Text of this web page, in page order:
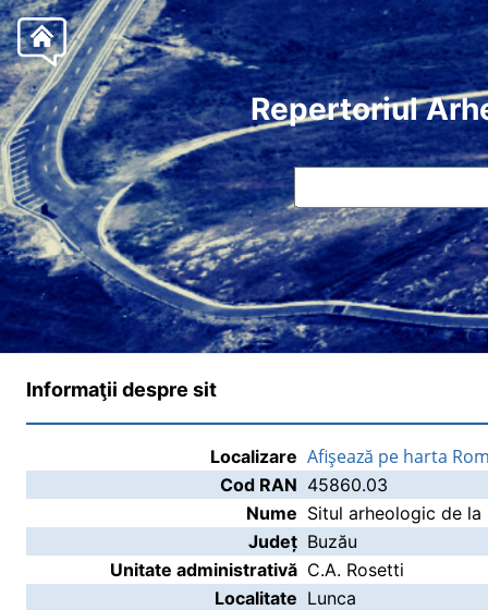
Repertoriul
Informaţii despre sit
Localizare Afişează pe harta
Cod RAN 45860.03
Nume Situl arheologic de
Județ Buzău
Unitate administrativă C.A. Rosetti
Localitate Lunca